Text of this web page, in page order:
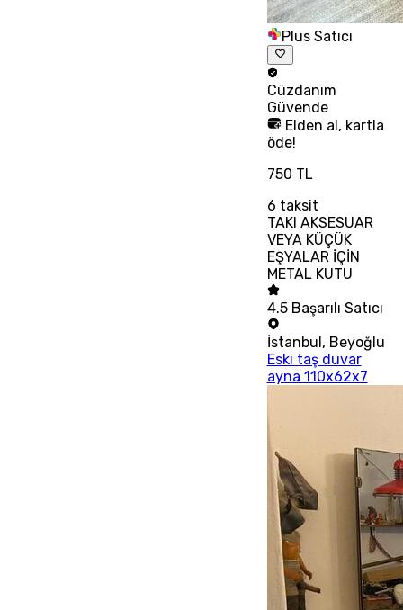
Plus Satıcı
Cüzdanım
Güvende
Elden al, kartla
öde!
750 TL
6 taksit
TAKI AKSESUAR
VEYA KÜÇÜK
EŞYALAR İÇİN
METAL KUTU
4.5 Başarılı Satıcı
İstanbul, Beyoğlu
Eski taş duvar
ayna 110x62x7